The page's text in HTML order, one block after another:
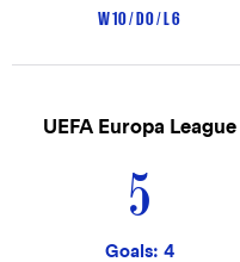
W 10 / D 0 / L 6
UEFA Europa League
5
Goals: 4